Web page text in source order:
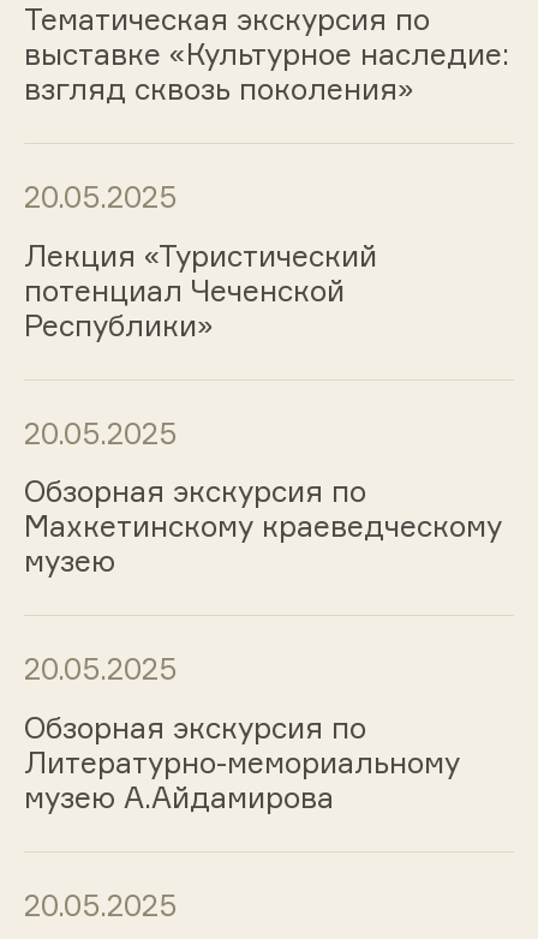
Тематическая экскурсия по
выставке «Культурное наследие:
взгляд сквозь поколения»
20.05.2025
Лекция «Туристический
потенциал Чеченской
Республики»
20.05.2025
Обзорная экскурсия по
Махкетинскому краеведческому
музею
20.05.2025
Обзорная экскурсия по
Литературно-мемориальному
музею А.Айдамирова
20.05.2025